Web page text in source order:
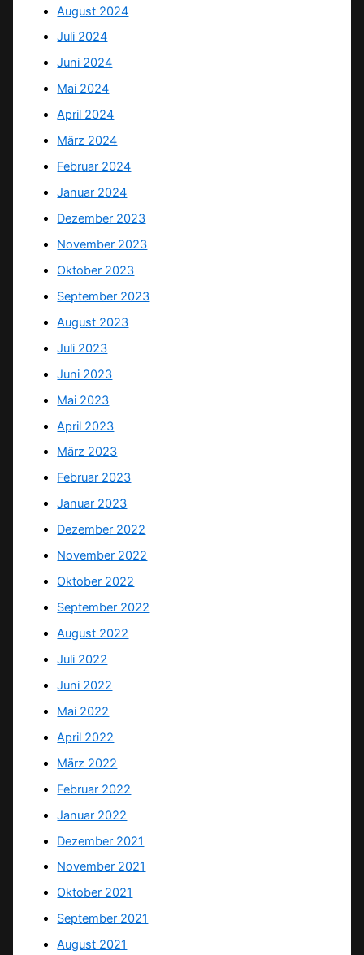
August 2024
Juli 2024
Juni 2024
Mai 2024
April 2024
März 2024
Februar 2024
Januar 2024
Dezember 2023
November 2023
Oktober 2023
September 2023
August 2023
Juli 2023
Juni 2023
Mai 2023
April 2023
März 2023
Februar 2023
Januar 2023
Dezember 2022
November 2022
Oktober 2022
September 2022
August 2022
Juli 2022
Juni 2022
Mai 2022
April 2022
März 2022
Februar 2022
Januar 2022
Dezember 2021
November 2021
Oktober 2021
September 2021
August 2021